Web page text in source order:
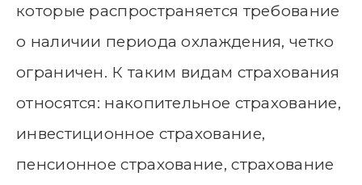
которые распространяется требование
о наличии периода охлаждения, четко
ограничен. К таким видам страхования
относятся: накопительное страхование,
инвестиционное страхование,
пенсионное страхование, страхование